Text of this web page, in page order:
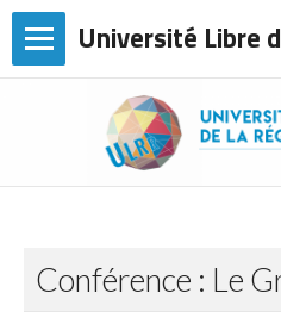
Page d'accueil
L'association
Sorties
Conférence : Le